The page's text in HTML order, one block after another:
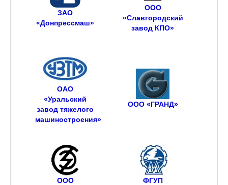
ЗАО
«Донпрессмаш»
ООО
«Славгородский
завод КПО»
ОАО
«Уральский
завод тяжелого
машиностроения»
ООО «ГРАНД»
ООО
ФГУП